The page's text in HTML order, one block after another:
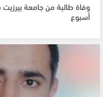
وفاة طالبة من جامعة بيرزيت
أسبوع